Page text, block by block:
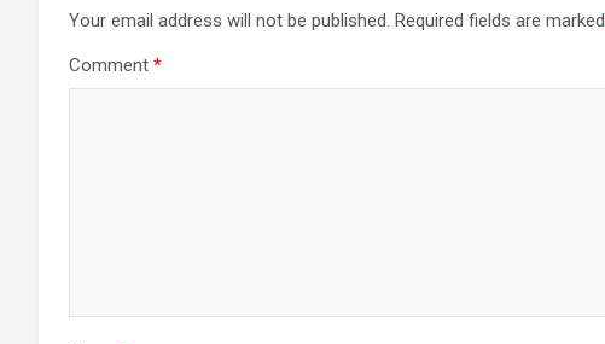
Your email address will not be published. Required fields are marked
Comment *